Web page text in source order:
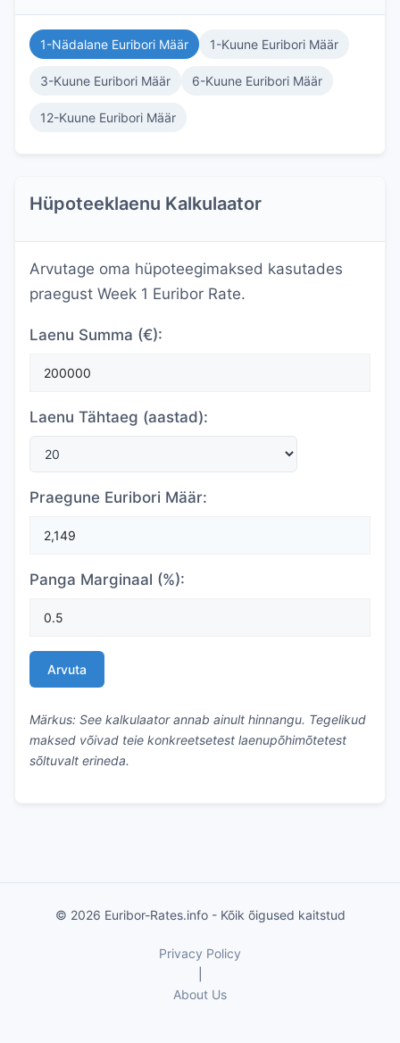
1-Nädalane Euribori Määr 1-Kuune Euribori Määr
3-Kuune Euribori Määr 6-Kuune Euribori Määr
12-Kuune Euribori Määr
Hüpoteeklaenu Kalkulaator
Arvutage oma hüpoteegimaksed kasutades
praegust Week 1 Euribor Rate.
Laenu Summa (€):
Laenu Tähtaeg (aastad):
Praegune Euribori Määr:
Panga Marginaal (%):
Arvuta
Märkus: See kalkulaator annab ainult hinnangu. Tegelikud
maksed võivad teie konkreetsetest laenupõhimõtetest
sõltuvalt erineda.
© 2026 Euribor-Rates.info - Kõik õigused kaitstud
Privacy Policy
About Us